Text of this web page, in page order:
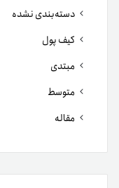
دسته‌بندی نشده
کیف پول
مبتدی
متوسط
مقاله